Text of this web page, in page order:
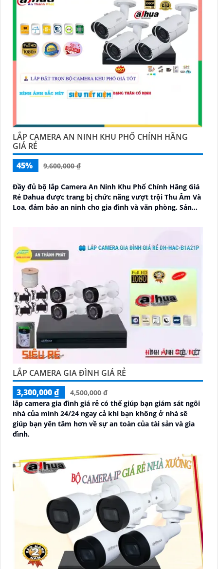
LẮP CAMERA AN NINH KHU PHỐ CHÍNH HÃNG
GIÁ RẺ
45%
9,600,000 ₫
Đầy đủ bộ lắp Camera An Ninh Khu Phố Chính Hãng Giá
Rẻ Dahua được trang bị chức năng vượt trội Thu Âm Và
Loa, đảm bảo an ninh cho gia đình và văn phòng. Sản
LẮP CAMERA GIA ĐÌNH GIÁ RẺ
3,300,000 ₫
4,500,000 ₫
lắp camera gia đình giá rẻ có thể giúp bạn giám sát ngôi
nhà của mình 24/24 ngay cả khi bạn không ở nhà sẽ
giúp bạn yên tâm hơn về sự an toàn của tài sản và gia
đình.